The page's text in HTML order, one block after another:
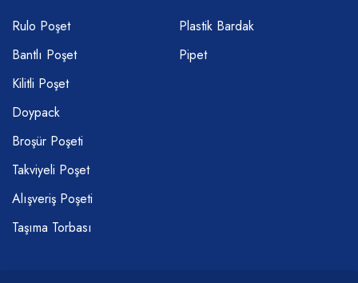
Rulo Poşet
Bantlı Poşet
Kilitli Poşet
Doypack
Broşür Poşeti
Takviyeli Poşet
Alışveriş Poşeti
Taşıma Torbası
Plastik Bardak
Pipet